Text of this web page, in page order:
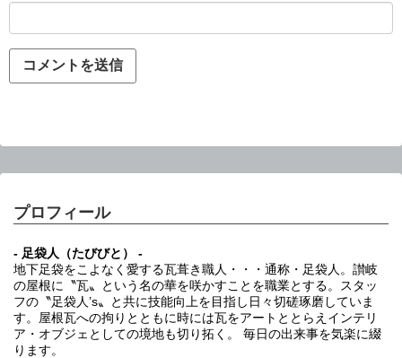
プロフィール
- 足袋人（たびびと） -
地下足袋をこよなく愛する瓦葺き職人・・・通称・足袋人。讃岐
の屋根に〝瓦〟という名の華を咲かすことを職業とする。スタッ
フの〝足袋人’s〟と共に技能向上を目指し日々切磋琢磨していま
す。屋根瓦への拘りとともに時には瓦をアートととらえインテリ
ア・オブジェとしての境地も切り拓く。 毎日の出来事を気楽に綴
ります。